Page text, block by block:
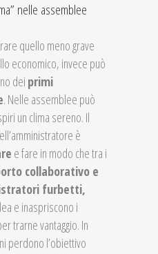
nelle assemblee
quello meno grave
economico, invece può
dei primi
. Nelle assemblee può
un clima sereno. Il
è
e fare in modo che tra i
collaborativo e
furbetti,
e inaspriscono i
trarne vantaggio. In
perdono l’obiettivo